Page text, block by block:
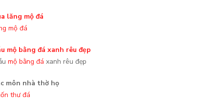
mộ đá
mộ bằng đá xanh rêu đẹp
thư đá